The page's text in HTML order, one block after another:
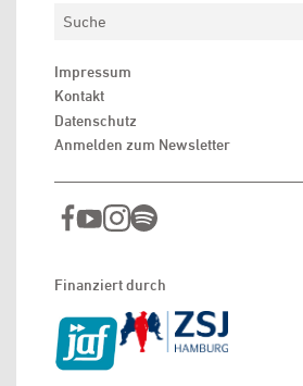
Impressum
Kontakt
Datenschutz
Anmelden zum Newsletter
Finanziert durch